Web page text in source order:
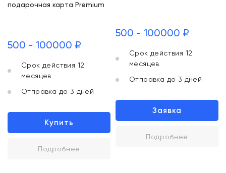
подарочная карта Premium
500 - 100000 ₽
Срок действия 12
месяцев
Отправка до 3 дней
Купить
Подробнее
500 - 100000 ₽
Срок действия 12
месяцев
Отправка до 3 дней
Заявка
Подробнее